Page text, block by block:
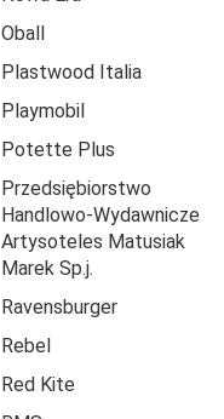
Oball
Plastwood Italia
Playmobil
Potette Plus
Przedsiębiorstwo
Handlowo-Wydawnicze
Artysoteles Matusiak
Marek Sp.j.
Ravensburger
Rebel
Red Kite